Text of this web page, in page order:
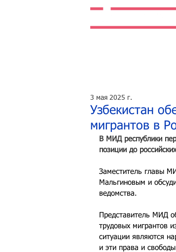
Узбекистан
мигрантов в
3 мая 2025 г.
В МИД республики
позиции до
Заместитель главы
Мальгиновым и
ведомства.
Представитель МИД
трудовых мигрантов
ситуации являются
и эти права и